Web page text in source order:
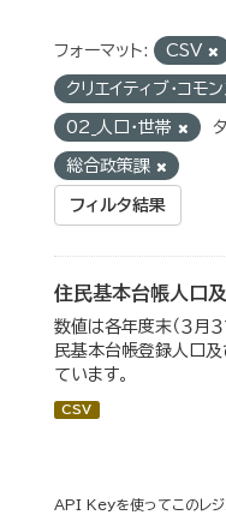
フォーマット: CSV
クリエイティブ・コモ
02_人口・世帯
総合政策課
フィルタ結果
住民基本台帳人口
数値は各年度末（３月
民基本台帳登録人口及
ています。
CSV
API Keyを使ってこのレジ